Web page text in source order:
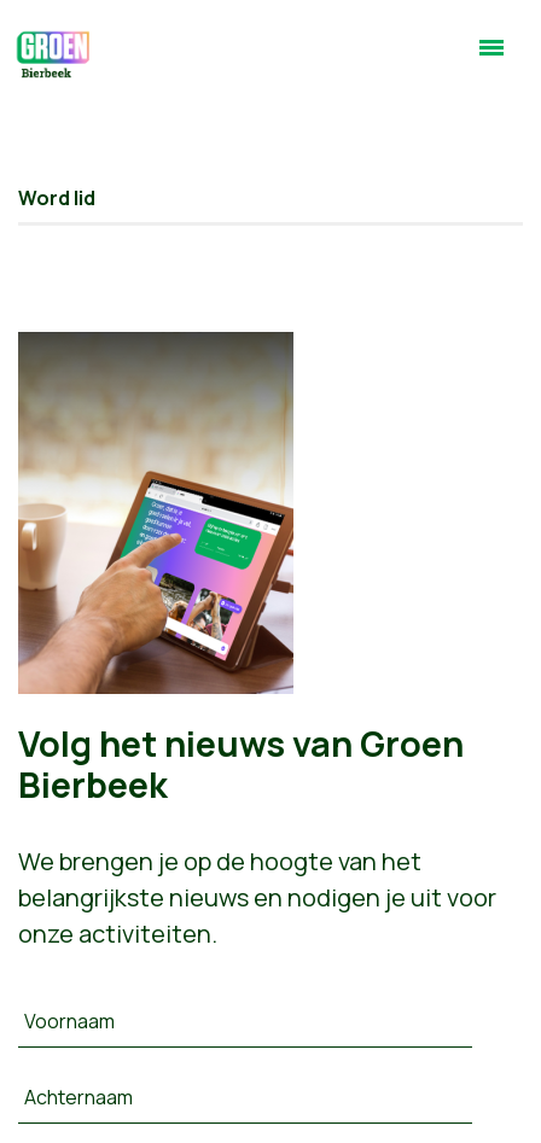
Word lid
Volg het nieuws van Groen
Bierbeek
We brengen je op de hoogte van het
belangrijkste nieuws en nodigen je uit voor
onze activiteiten.
Voornaam
Achternaam